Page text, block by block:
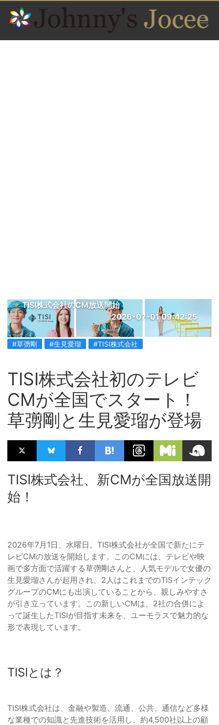
TISI株式会社のCM放送開始
2026-07-01 09:42:25
#草彅剛 #生見愛瑠 #TISI株式会社
TISI株式会社初のテレビ
CMが全国でスタート！
草彅剛と生見愛瑠が登場
TISI株式会社、新CMが全国放送開
始！
2026年7月1日、水曜日。TISI株式会社が全国で新たにテ
レビCMの放送を開始します。このCMには、テレビや映
画で多方面で活躍する草彅剛さんと、人気モデルで女優の
生見愛瑠さんが起用され、2人はこれまでのTISインテック
グループのCMにも出演していることから、親しみやすさ
が引き立っています。この新しいCMは、2社の合併によ
って誕生したTISIが目指す未来を、ユーモラスで魅力的な
形で表現しています。
TISIとは？
TISI株式会社は、金融や製造、流通、公共、通信など多様
な業種での知識と先進技術を活用し、約4,500社以上の顧